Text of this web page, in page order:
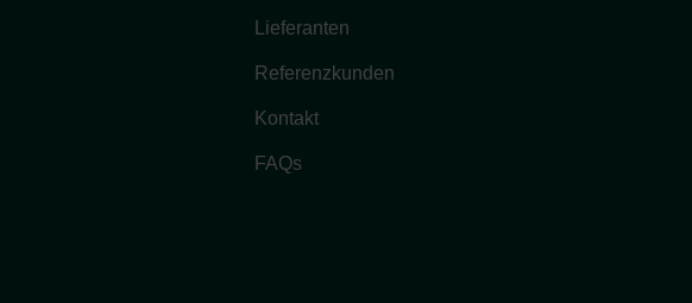
Lieferanten
Referenzkunden
Kontakt
FAQs